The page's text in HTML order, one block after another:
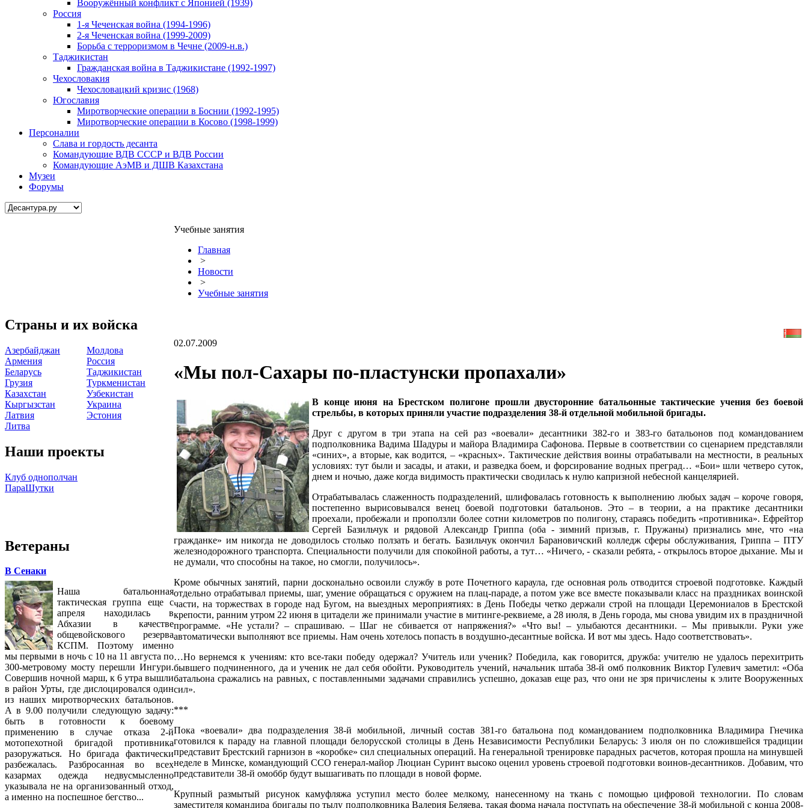
Вооружённый конфликт с Японией (1939)
Россия
1-я Чеченская война (1994-1996)
2-я Чеченская война (1999-2009)
Борьба с терроризмом в Чечне (2009-н.в.)
Таджикистан
Гражданская война в Таджикистане (1992-1997)
Чехословакия
Чехословацкий кризис (1968)
Югославия
Миротворческие операции в Боснии (1992-1995)
Миротворческие операции в Косово (1998-1999)
Персоналии
Слава и гордость десанта
Командующие ВДВ СССР и ВДВ России
Командующие АэМВ и ДШВ Казахстана
Музеи
Форумы
Страны и их войска
Азербайджан
Армения
Беларусь
Грузия
Казахстан
Кыргызстан
Латвия
Литва
Молдова
Россия
Таджикистан
Туркменистан
Узбекистан
Украина
Эстония
Наши проекты
Клуб однополчан
ПараШутки
Ветераны
В Сенаки
Наша батальонная
тактическая группа еще с
апреля находилась в
Абхазии в качестве
общевойскового резерва
КСПМ. Поэтому именно
мы первыми в ночь с 10 на 11 августа по
300-метровому мосту перешли Ингури.
Совершив ночной марш, к 6 утра вышли
в район Урты, где дислоцировался один
из наших миротворческих батальонов.
А в 9.00 получили следующую задачу:
быть в готовности к боевому
применению в случае отказа 2-й
мотопехотной бригадой противника
разоружаться. Но бригада фактически
разбежалась. Разбросанная во всех
казармах одежда недвусмысленно
указывала не на организованный отход,
а именно на поспешное бегство...
Учебные занятия
Главная
>
Новости
>
Учебные занятия
02.07.2009
«Мы пол-Сахары по-пластунски пропахали»
В конце июня на Брестском полигоне прошли двусторонние батальонные тактические учения без боевой
стрельбы, в которых приняли участие подразделения 38-й отдельной мобильной бригады.
Друг с другом в три этапа на сей раз «воевали» десантники 382-го и 383-го батальонов под командованием
подполковника Вадима Шадуры и майора Владимира Сафонова. Первые в соответствии со сценарием представляли
«синих», а вторые, как водится, – «красных». Тактические действия воины отрабатывали на местности, в реальных
условиях: тут были и засады, и атаки, и разведка боем, и форсирование водных преград… «Бои» шли четверо суток,
днем и ночью, даже когда видимость практически сводилась к нулю капризной небесной канцелярией.
Отрабатывалась слаженность подразделений, шлифовалась готовность к выполнению любых задач – короче говоря,
постепенно вырисовывался венец боевой подготовки батальонов. Это – в теории, а на практике десантники
проехали, пробежали и проползли более сотни километров по полигону, стараясь победить «противника». Ефрейтор
Сергей Базильчук и рядовой Александр Гриппа (оба - зимний призыв, г. Пружаны) признались мне, что «на
гражданке» им никогда не доводилось столько ползать и бегать. Базильчук окончил Барановичский колледж сферы обслуживания, Гриппа – ПТУ
железнодорожного транспорта. Специальности получили для спокойной работы, а тут… «Ничего, - сказали ребята, - открылось второе дыхание. Мы и
не думали, что способны на такое, но смогли, получилось».
Кроме обычных занятий, парни досконально освоили службу в роте Почетного караула, где основная роль отводится строевой подготовке. Каждый
отдельно отрабатывал приемы, шаг, умение обращаться с оружием на плац-параде, а потом уже все вместе показывали класс на праздниках воинской
части, на торжествах в городе над Бугом, на выездных мероприятиях: в День Победы четко держали строй на площади Церемониалов в Брестской
крепости, ранним утром 22 июня в цитадели же принимали участие в митинге-реквиеме, а 28 июля, в День города, мы снова увидим их в праздничной
программе. «Не устали? – спрашиваю. – Шаг не сбивается от напряжения?» «Что вы! – улыбаются десантники. – Мы привыкли. Руки уже
автоматически выполняют все приемы. Нам очень хотелось попасть в воздушно-десантные войска. И вот мы здесь. Надо соответствовать».
…Но вернемся к учениям: кто все-таки победу одержал? Учитель или ученик? Победила, как говорится, дружба: учителю не удалось перехитрить
бывшего подчиненного, да и ученик не дал себя обойти. Руководитель учений, начальник штаба 38-й омб полковник Виктор Гулевич заметил: «Оба
батальона сражались на равных, с поставленными задачами справились успешно, доказав еще раз, что они не зря причислены к элите Вооруженных
сил».
***
Пока «воевали» два подразделения 38-й мобильной, личный состав 381-го батальона под командованием подполковника Владимира Гнечика
готовился к параду на главной площади белорусской столицы в День Независимости Республики Беларусь: 3 июля он по сложившейся традиции
представит Брестский гарнизон в «коробке» сил специальных операций. На генеральной тренировке парадных расчетов, которая прошла на минувшей
неделе в Минске, командующий ССО генерал-майор Люциан Суринт высоко оценил уровень строевой подготовки воинов-десантников. Добавим, что
представители 38-й омоббр будут вышагивать по площади в новой форме.
Крупный размытый рисунок камуфляжа уступил место более мелкому, нанесенному на ткань с помощью цифровой технологии. По словам
заместителя командира бригады по тылу подполковника Валерия Беляева, такая форма начала поступать на обеспечение 38-й мобильной с конца 2008-